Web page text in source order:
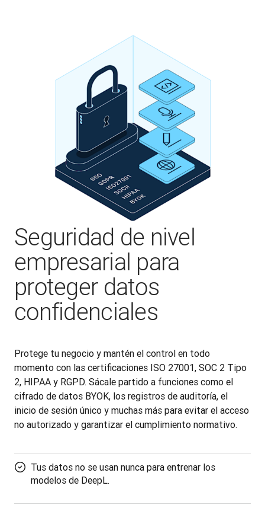
Seguridad de nivel
empresarial para
proteger datos
confidenciales
Protege tu negocio y mantén el control en todo
momento con las certificaciones ISO 27001, SOC 2 Tipo
2, HIPAA y RGPD. Sácale partido a funciones como el
cifrado de datos BYOK, los registros de auditoría, el
inicio de sesión único y muchas más para evitar el acceso
no autorizado y garantizar el cumplimiento normativo.
Tus datos no se usan nunca para entrenar los
modelos de DeepL.